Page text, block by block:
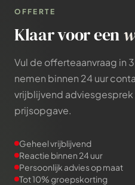
OFFERTE
Klaar voor een
Vul de offerteaanvraag in
nemen binnen 24 uur
vrijblijvend adviesgesprek
prijsopgave.
Geheel vrijblijvend
Reactie binnen 24 uur
Persoonlijk advies op maat
Tot 10% groepskorting